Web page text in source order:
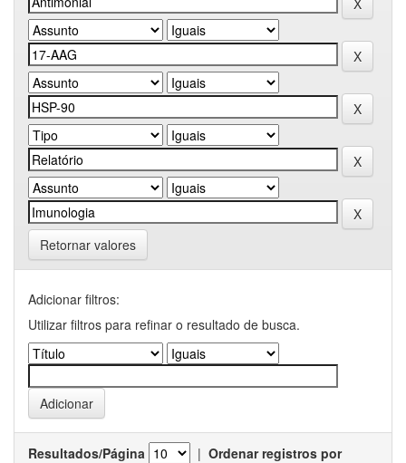
Retornar valores
Adicionar filtros:
Utilizar filtros para refinar o resultado de busca.
Resultados/Página | Ordenar registros por